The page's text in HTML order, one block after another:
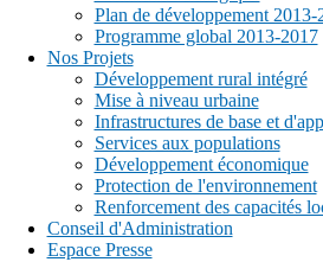
Plan de développement 2013-
Programme global 2013-2017
Nos Projets
Développement rural intégré
Mise à niveau urbaine
Infrastructures de base et
Services aux populations
Développement économique
Protection de l'environnement
Renforcement des capacités
Conseil d'Administration
Espace Presse